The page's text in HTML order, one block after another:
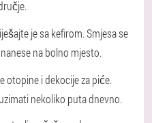
je sa kefirom. Smjesa se
na bolno mjesto.
otopine i dekocije za piće.
nekoliko puta dnevno.